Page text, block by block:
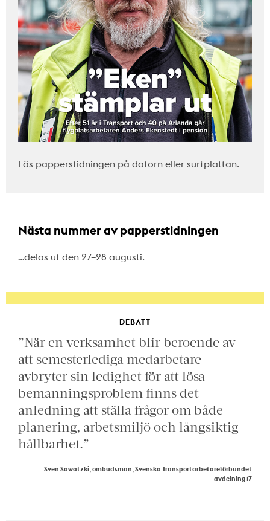
Läs papperstidningen på datorn eller surfplattan.
Nästa nummer av papperstidningen
…delas ut den 27–28 augusti.
DEBATT
”När en verksamhet blir beroende av
att semesterlediga medarbetare
avbryter sin ledighet för att lösa
bemanningsproblem finns det
anledning att ställa frågor om både
planering, arbetsmiljö och långsiktig
hållbarhet.”
Sven Sawatzki, ombudsman, Svenska Transportarbetareförbundet
avdelning 17